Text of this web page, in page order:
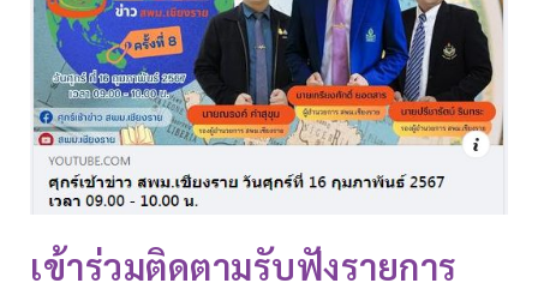
เข้าร่วมติดตามรับฟังรายการ